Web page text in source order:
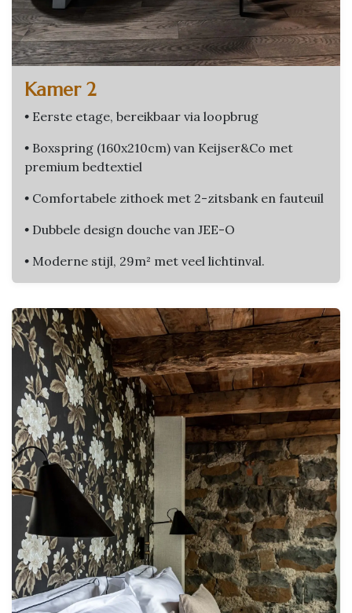
Kamer 2
• Eerste etage, bereikbaar via loopbrug
• Boxspring (160x210cm) van Keijser&Co met
premium bedtextiel
• Comfortabele zithoek met 2-zitsbank en fauteuil
• Dubbele design douche van JEE-O
• Moderne stijl, 29m² met veel lichtinval.